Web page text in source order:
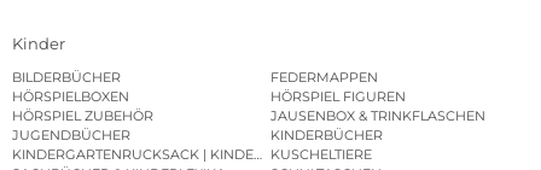
Kinder
BILDERBÜCHER
FEDERMAPPEN
HÖRSPIELBOXEN
HÖRSPIEL FIGUREN
HÖRSPIEL ZUBEHÖR
JAUSENBOX & TRINKFLASCHEN
JUGENDBÜCHER
KINDERBÜCHER
KINDERGARTENRUCKSACK | KINDERGARTENBEUTEL
KUSCHELTIERE